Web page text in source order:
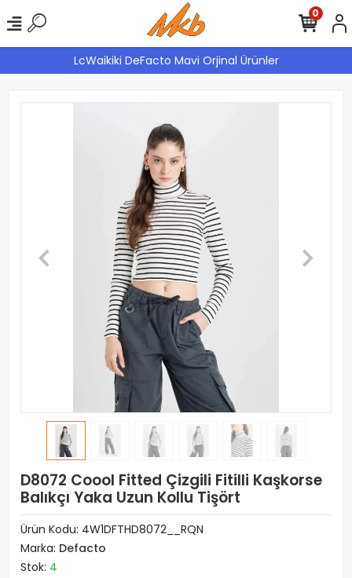
LcWaikiki DeFacto Mavi Orjinal Ürünler
0
D8072 Coool Fitted Çizgili Fitilli Kaşkorse
Balıkçı Yaka Uzun Kollu Tişört
Ürün Kodu: 4W1DFTHD8072__RQN
Marka: Defacto
Stok: 4